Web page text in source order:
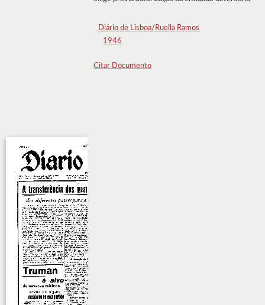
Diário de Lisboa/Ruella Ramos
1946
Citar Documento